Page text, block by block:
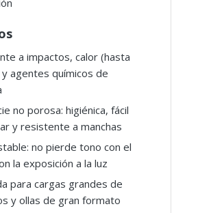
a impactos, calor (hasta
y agentes químicos de
no porosa: higiénica, fácil
y resistente a manchas
no pierde tono con el
la exposición a la luz
para cargas grandes de
y ollas de gran formato